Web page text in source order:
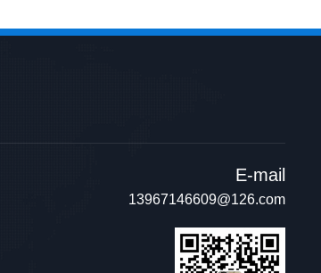
E-mail
13967146609@126.com